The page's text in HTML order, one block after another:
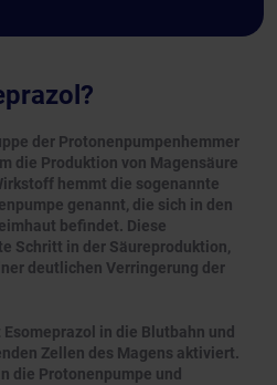
der Protonenpumpenhemmer
die Produktion von Magensäure
hemmt die sogenannte
genannt, die sich in den
befindet. Diese
Schritt in der Säureproduktion,
deutlichen Verringerung der
in die Blutbahn und
Zellen des Magens aktiviert.
die Protonenpumpe und